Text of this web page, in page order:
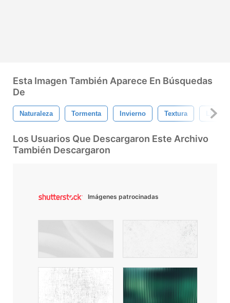
Esta Imagen También Aparece En Búsquedas
De
Naturaleza Tormenta Invierno Textura Lluvia
Los Usuarios Que Descargaron Este Archivo
También Descargaron
Imágenes patrocinadas